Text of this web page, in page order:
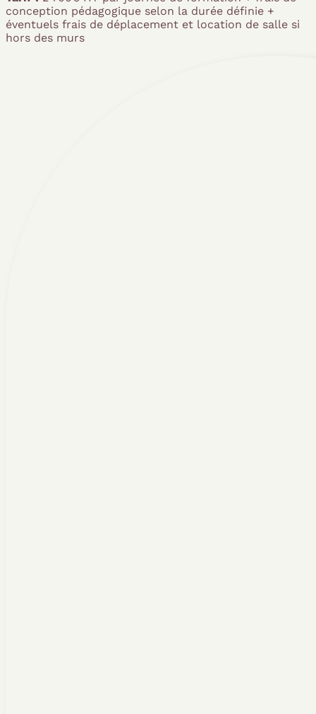
conception pédagogique selon la durée définie +
éventuels frais de déplacement et location de salle si
hors des murs